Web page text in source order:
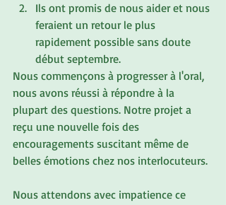
Ils ont promis de nous aider et nous
feraient un retour le plus
rapidement possible sans doute
début septembre.
Nous commençons à progresser à l'oral,
nous avons réussi à répondre à la
plupart des questions. Notre projet a
reçu une nouvelle fois des
encouragements suscitant même de
belles émotions chez nos interlocuteurs.
Nous attendons avec impatience ce